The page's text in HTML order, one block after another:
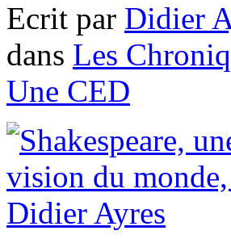
Ecrit par Didier
dans Les
Une CED